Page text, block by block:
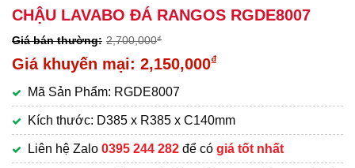
CHẬU LAVABO ĐÁ RANGOS RGDE8007
2,700,000₫
Giá
là:
2,700,000₫.
2,150,000₫
hiện
tại
là:
2,150,000₫.
Mã Sản Phẩm: RGDE8007
Kích thước: D385 x R385 x C140mm
Liên hệ Zalo 0395 244 282 để có giá tốt nhất